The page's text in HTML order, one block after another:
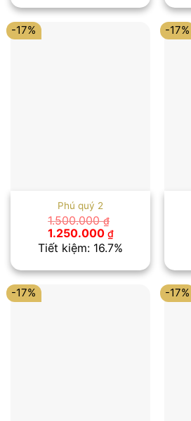
7.000.000 ₫.
-17%
Phú quý 2
1.500.000₫
Giá
gốc
là:
1.250.000 ₫Giá
hiện
tại
1.250.000 ₫.
Tiết kiệm: 16.7%
-17%
-17% -17%